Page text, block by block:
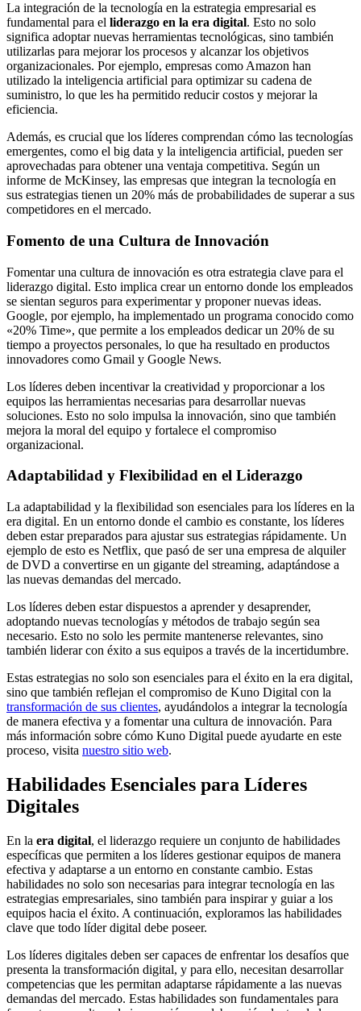
La integración de la tecnología en la estrategia empresarial es
fundamental para el liderazgo en la era digital. Esto no solo
significa adoptar nuevas herramientas tecnológicas, sino también
utilizarlas para mejorar los procesos y alcanzar los objetivos
organizacionales. Por ejemplo, empresas como Amazon han
utilizado la inteligencia artificial para optimizar su cadena de
suministro, lo que les ha permitido reducir costos y mejorar la
eficiencia.
Además, es crucial que los líderes comprendan cómo las tecnologías
emergentes, como el big data y la inteligencia artificial, pueden ser
aprovechadas para obtener una ventaja competitiva. Según un
informe de McKinsey, las empresas que integran la tecnología en
sus estrategias tienen un 20% más de probabilidades de superar a sus
competidores en el mercado.
Fomento de una Cultura de Innovación
Fomentar una cultura de innovación es otra estrategia clave para el
liderazgo digital. Esto implica crear un entorno donde los empleados
se sientan seguros para experimentar y proponer nuevas ideas.
Google, por ejemplo, ha implementado un programa conocido como
«20% Time», que permite a los empleados dedicar un 20% de su
tiempo a proyectos personales, lo que ha resultado en productos
innovadores como Gmail y Google News.
Los líderes deben incentivar la creatividad y proporcionar a los
equipos las herramientas necesarias para desarrollar nuevas
soluciones. Esto no solo impulsa la innovación, sino que también
mejora la moral del equipo y fortalece el compromiso
organizacional.
Adaptabilidad y Flexibilidad en el Liderazgo
La adaptabilidad y la flexibilidad son esenciales para los líderes en la
era digital. En un entorno donde el cambio es constante, los líderes
deben estar preparados para ajustar sus estrategias rápidamente. Un
ejemplo de esto es Netflix, que pasó de ser una empresa de alquiler
de DVD a convertirse en un gigante del streaming, adaptándose a
las nuevas demandas del mercado.
Los líderes deben estar dispuestos a aprender y desaprender,
adoptando nuevas tecnologías y métodos de trabajo según sea
necesario. Esto no solo les permite mantenerse relevantes, sino
también liderar con éxito a sus equipos a través de la incertidumbre.
Estas estrategias no solo son esenciales para el éxito en la era digital,
sino que también reflejan el compromiso de Kuno Digital con la
transformación de sus clientes, ayudándolos a integrar la tecnología
de manera efectiva y a fomentar una cultura de innovación. Para
más información sobre cómo Kuno Digital puede ayudarte en este
proceso, visita nuestro sitio web.
Habilidades Esenciales para Líderes
Digitales
En la era digital, el liderazgo requiere un conjunto de habilidades
específicas que permiten a los líderes gestionar equipos de manera
efectiva y adaptarse a un entorno en constante cambio. Estas
habilidades no solo son necesarias para integrar tecnología en las
estrategias empresariales, sino también para inspirar y guiar a los
equipos hacia el éxito. A continuación, exploramos las habilidades
clave que todo líder digital debe poseer.
Los líderes digitales deben ser capaces de enfrentar los desafíos que
presenta la transformación digital, y para ello, necesitan desarrollar
competencias que les permitan adaptarse rápidamente a las nuevas
demandas del mercado. Estas habilidades son fundamentales para